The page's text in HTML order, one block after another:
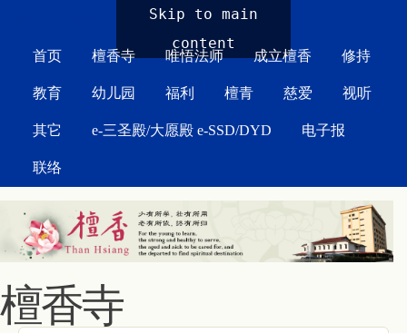
Skip to main
content
首页 檀香寺 唯悟法师 成立檀香 修持
教育 幼儿园 福利 檀青 慈爱 视听
其它 e-三圣殿/大愿殿 e-SSD/DYD 电子报
联络
檀香寺